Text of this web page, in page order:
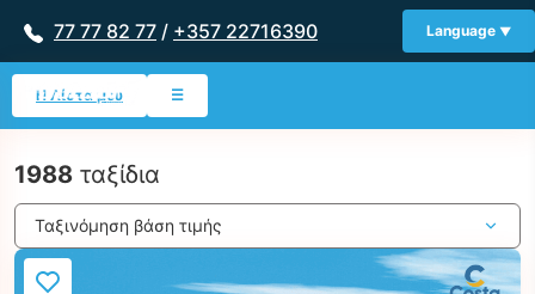
77 77 82 77 / +357 22716390 Language
Η Λίστα μου ☰
1988 ταξίδια